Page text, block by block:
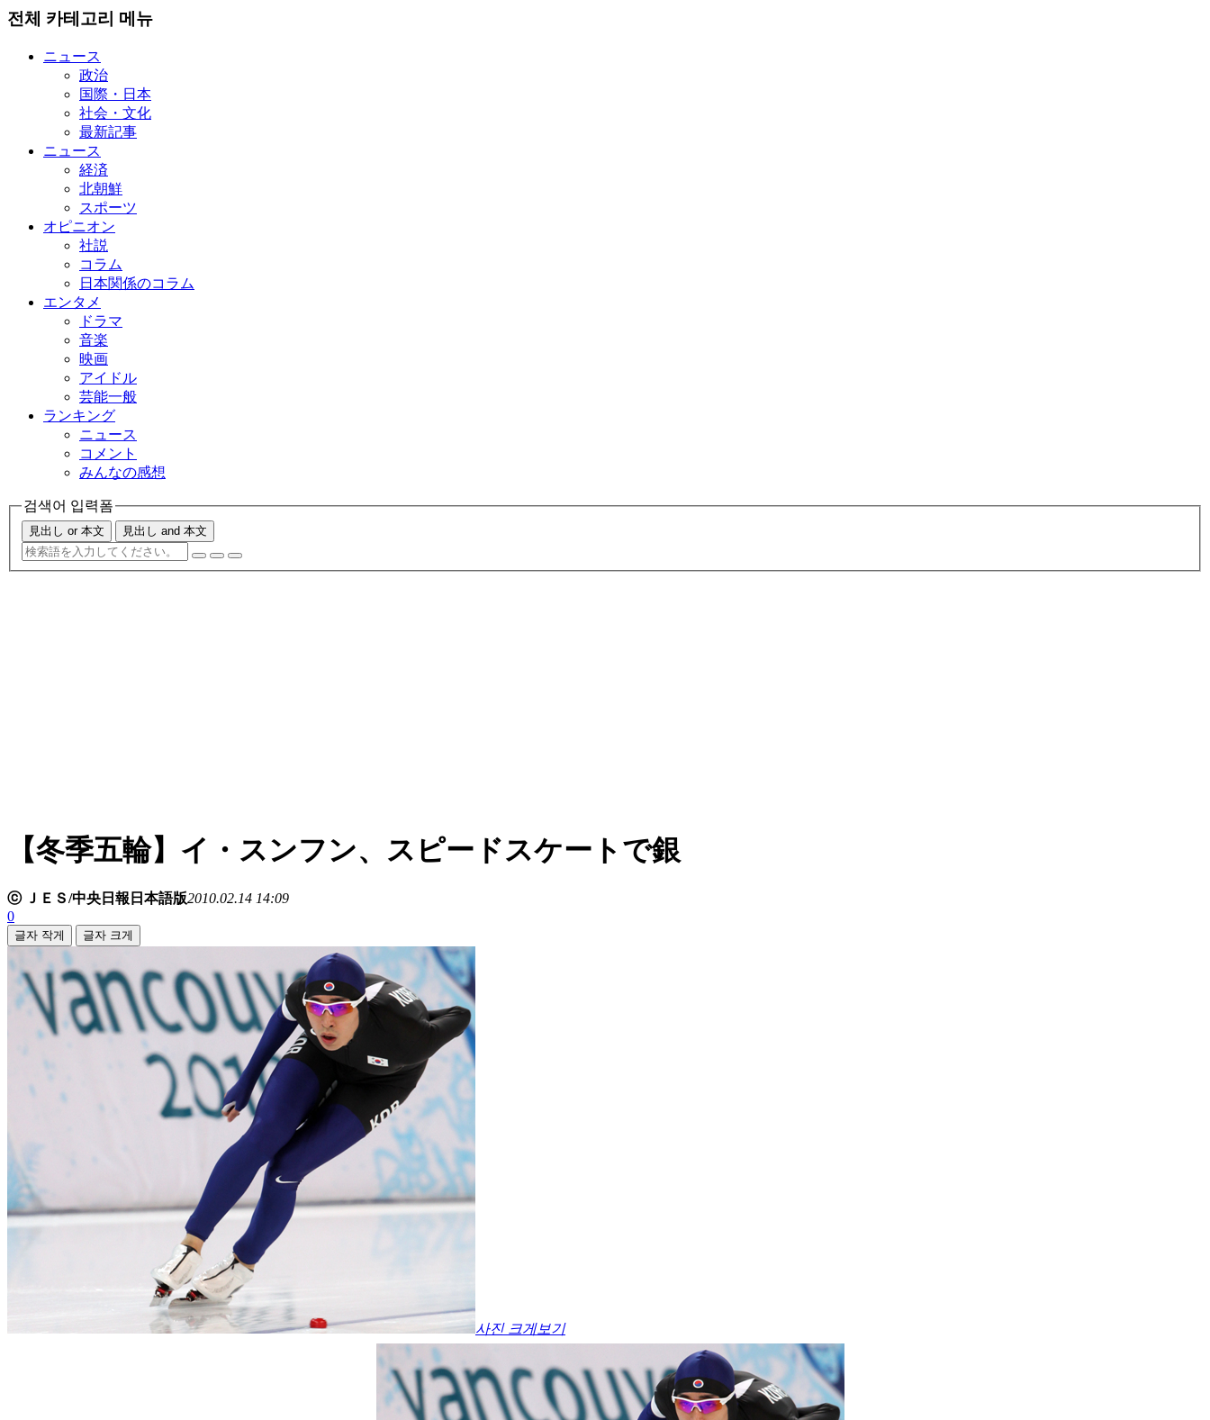
전체 카테고리 메뉴
ニュース
政治
国際・日本
社会・文化
最新記事
ニュース
経済
北朝鮮
スポーツ
オピニオン
社説
コラム
日本関係のコラム
エンタメ
ドラマ
音楽
映画
アイドル
芸能一般
ランキング
ニュース
コメント
みんなの感想
검색어 입력폼
見出し or 本文 見出し and 本文
【冬季五輪】イ・スンフン、スピードスケートで銀
ⓒ ＪＥＳ/中央日報日本語版2010.02.14 14:09
0
글자 작게 글자 크게
사진 크게보기